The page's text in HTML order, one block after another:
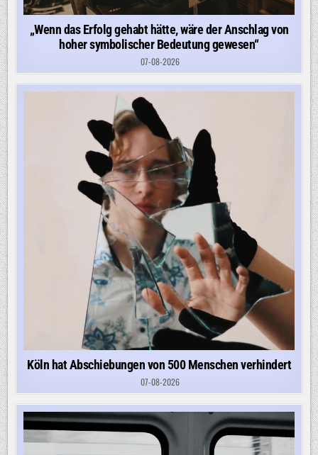
„Wenn das Erfolg gehabt hätte, wäre der Anschlag von
hoher symbolischer Bedeutung gewesen“
07-08-2026
Köln hat Abschiebungen von 500 Menschen verhindert
07-08-2026